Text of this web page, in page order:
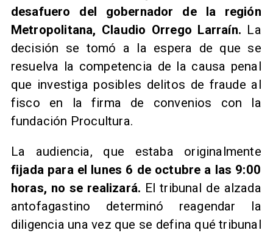
desafuero del gobernador de la región
Metropolitana, Claudio Orrego Larraín. La
decisión se tomó a la espera de que se
resuelva la competencia de la causa penal
que investiga posibles delitos de fraude al
fisco en la firma de convenios con la
fundación Procultura.
La audiencia, que estaba originalmente
fijada para el lunes 6 de octubre a las 9:00
horas, no se realizará. El tribunal de alzada
antofagastino determinó reagendar la
diligencia una vez que se defina qué tribunal